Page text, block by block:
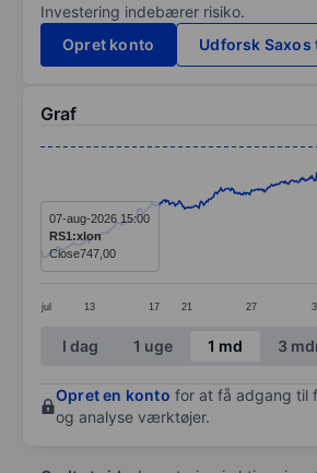
Investering indebærer risiko.
Opret konto
Udforsk Saxos
Graf
Line chart with 391 data points.
The chart has 1 X axis displaying
The chart has 1 Y axis
jul 13 17 21 27
07-aug-2026 15:00
RS1:xlon
Close747,00
End of interactive chart.
I dag 1 uge 1 md 3
Opret en konto for at få adgang til
og analyse værktøjer.